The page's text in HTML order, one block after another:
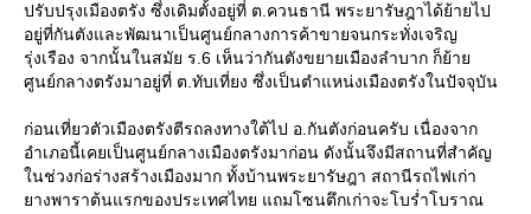
ปรับปรุงเมืองตรัง ซึ่งเดิมตั้งอยู่ที่ ต.ควนธานี พระยารัษฎาได้ย้ายไป
อยู่ที่กันตังและพัฒนาเป็นศูนย์กลางการค้าขายจนกระทั่งเจริญ
รุ่งเรือง จากนั้นในสมัย ร.6 เห็นว่ากันตังขยายเมืองลำบาก ก็ย้า
ศูนย์กลางตรังมาอยู่ที่ ต.ทับเที่ยง ซึ่งเป็นตำแหน่งเมืองตรังในปัจจุบัน
ก่อนเที่ยวตัวเมืองตรังตีรถลงทางใต้ไป อ.กันตังก่อนครับ เนื่องจาก
อำเภอนี้เคยเป็นศูนย์กลางเมืองตรังมาก่อน ดังนั้นจึงมีสถานที่สำคัญ
นช่วงก่อร่างสร้างเมืองมาก ทั้งบ้านพระยารัษฎา สถานีรถไฟเก่า
างพาราต้นแรกของประเทศไทย แถมโซนตึกเก่าจะโบร่ำโบราณ